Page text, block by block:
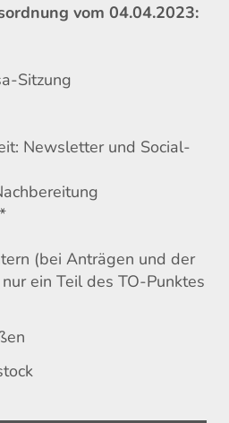
vom 04.04.2023:
Sitzung
Newsletter und Social-
(bei Anträgen und der
ein Teil des TO-Punktes